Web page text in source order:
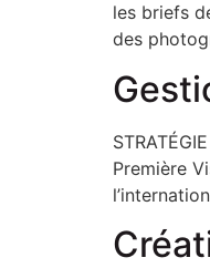
les briefs
des
Première